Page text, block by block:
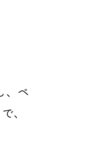
、ペ
、